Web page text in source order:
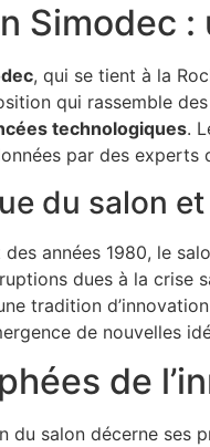
Simodec
, qui se tient à la
qui rassemble
technologiques.
par des experts
du salon
années 1980, le
dues à la crise
tradition
de nouvelles
de
du salon décerne ses